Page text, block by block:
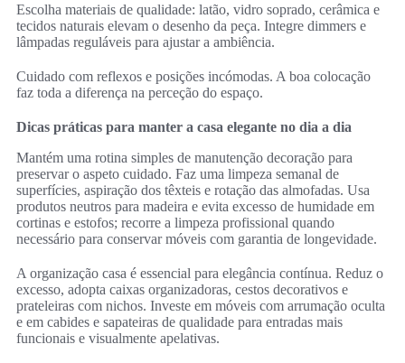
Escolha materiais de qualidade: latão, vidro soprado, cerâmica e
tecidos naturais elevam o desenho da peça. Integre dimmers e
lâmpadas reguláveis para ajustar a ambiência.
Cuidado com reflexos e posições incómodas. A boa colocação
faz toda a diferença na perceção do espaço.
Dicas práticas para manter a casa elegante no dia a dia
Mantém uma rotina simples de manutenção decoração para
preservar o aspeto cuidado. Faz uma limpeza semanal de
superfícies, aspiração dos têxteis e rotação das almofadas. Usa
produtos neutros para madeira e evita excesso de humidade em
cortinas e estofos; recorre a limpeza profissional quando
necessário para conservar móveis com garantia de longevidade.
A organização casa é essencial para elegância contínua. Reduz o
excesso, adopta caixas organizadoras, cestos decorativos e
prateleiras com nichos. Investe em móveis com arrumação oculta
e em cabides e sapateiras de qualidade para entradas mais
funcionais e visualmente apelativas.